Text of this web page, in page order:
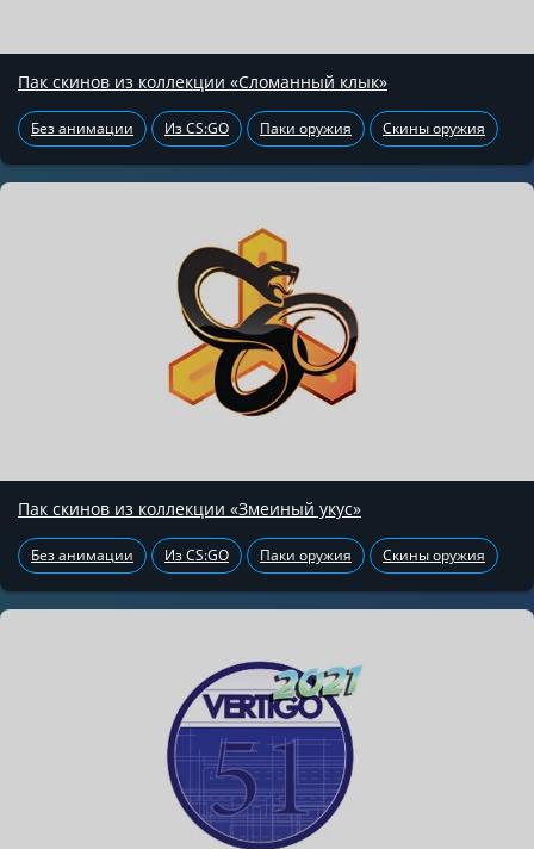
Пак скинов из коллекции «Сломанный клык»
Без анимации Из CS:GO Паки оружия Скины оружия
Пак скинов из коллекции «Змеиный укус»
Без анимации Из CS:GO Паки оружия Скины оружия